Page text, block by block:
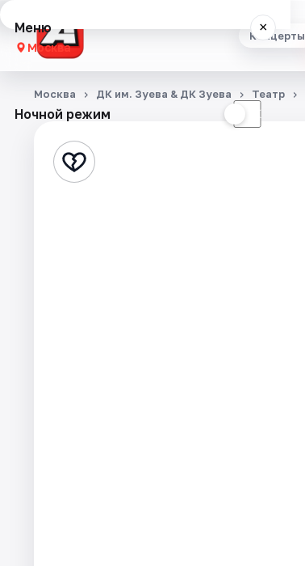
Концерты
Меню ×
Москва
Концерты
Стендап
Ночной режим ☾
Москва ДК им. Зуева & ДК Зуева Театр